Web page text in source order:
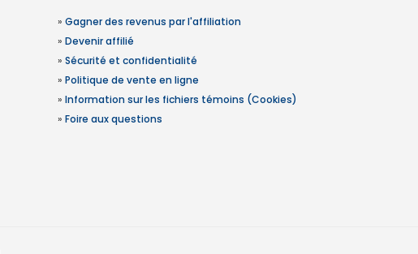
» Gagner des revenus par l'affiliation
» Devenir affilié
» Sécurité et confidentialité
» Politique de vente en ligne
» Information sur les fichiers témoins (Cookies)
» Foire aux questions